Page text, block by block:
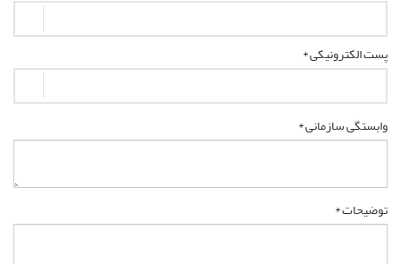
پست الکترونیکی *
وابستگی سازمانی *
توضیحات *